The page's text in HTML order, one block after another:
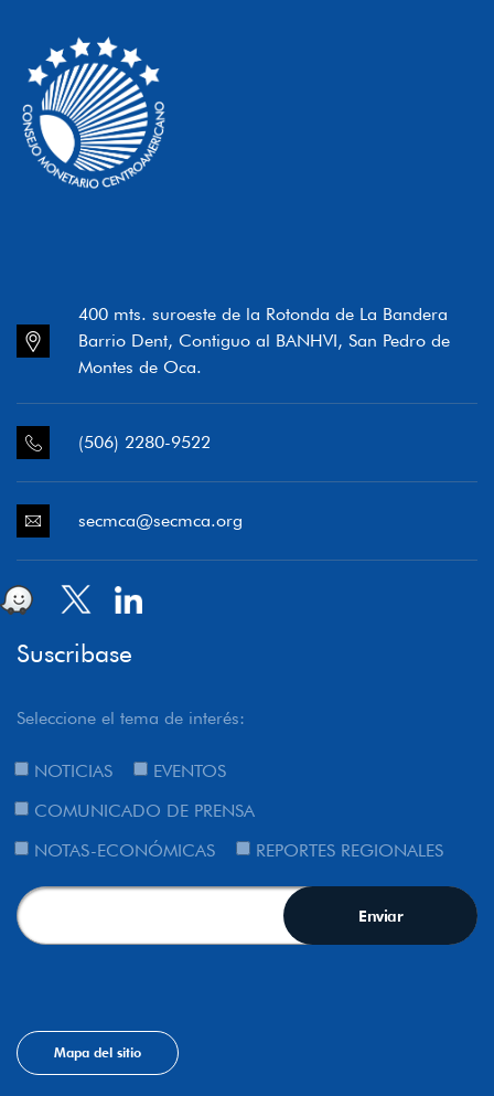
400 mts. suroeste de la Rotonda de La Bandera
Barrio Dent, Contiguo al BANHVI, San Pedro de
Montes de Oca.
(506) 2280-9522
secmca@secmca.org
Suscribase
Seleccione el tema de interés:
NOTICIAS
EVENTOS
COMUNICADO DE PRENSA
NOTAS-ECONÓMICAS
REPORTES REGIONALES
Mapa del sitio